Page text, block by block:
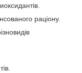
раціону.